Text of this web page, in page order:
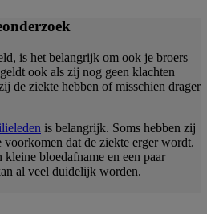
is het belangrijk om ook je broers
ook als zij nog geen klachten
de ziekte hebben of misschien drager
is belangrijk. Soms hebben zij
voorkomen dat de ziekte erger wordt.
bloedafname en een paar
al veel duidelijk worden.